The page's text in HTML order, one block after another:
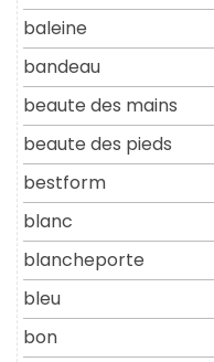
baleine
bandeau
beaute des mains
beaute des pieds
bestform
blanc
blancheporte
bleu
bon